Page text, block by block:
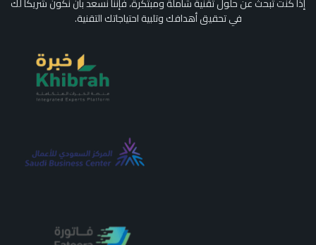
في تحقيق أهدافك وتلبية احتياجاتك التقنية.